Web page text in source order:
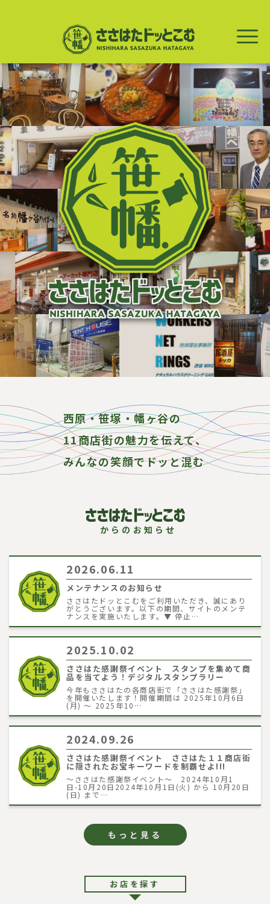
テ
ン
ツ
に
移
動
西原・笹塚・幡ヶ谷の
11商店街の魅力を伝えて、
みんなの笑顔でドッと混む
2026.06.11
メンテナンスのお知らせ
ささはたドッとこむをご利用いただき、誠にあり
がとうございます。以下の期間、サイトのメンテ
ナンスを実施いたします。▼ 停止…
2025.10.02
ささはた感謝祭イベント スタンプを集めて商
品を当てよう！デジタルスタンプラリー
今年もささはたの各商店街で「ささはた感謝祭」
を開催いたします！開催期間は 2025年10月6日
(月) ～ 2025年10…
2024.09.26
ささはた感謝祭イベント ささはた１１商店街
に隠されたお宝キーワードを制覇せよ!!!
～ささはた感謝祭イベント～ 2024年10月1
日-10月20日2024年10月1日(火) から 10月20日
(日) まで…
もっと見る
お店を探す